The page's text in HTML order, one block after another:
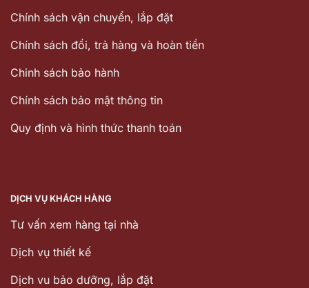
Chính sách vận chuyển, lắp đặt
Chính sách đổi, trả hàng và hoàn tiền
Chinh sách bảo hành
Chính sách bảo mật thông tin
Quy định và hình thức thanh toán
DỊCH VỤ KHÁCH HÀNG
Tư vấn xem hàng tại nhà
Dịch vụ thiết kế
Dịch vu bảo dưỡng, lắp đặt